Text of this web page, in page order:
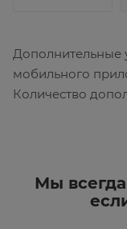
Дополнительные
мобильного
Количество
Мы